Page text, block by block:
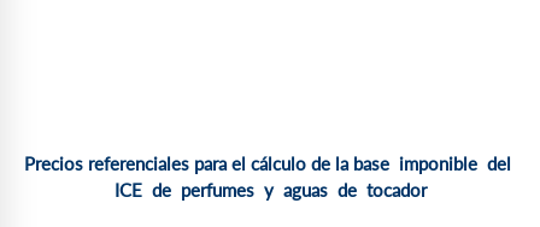
Precios referenciales para el cálculo de la base imponible del
ICE de perfumes y aguas de tocador